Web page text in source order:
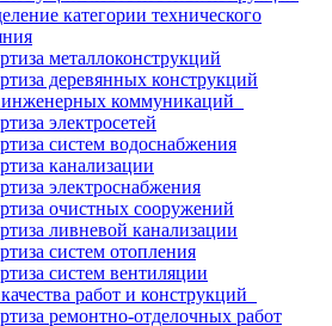
категории технического
металлоконструкций
деревянных конструкций
инженерных коммуникаций
электросетей
систем водоснабжения
канализации
электроснабжения
очистных сооружений
ливневой канализации
систем отопления
систем вентиляции
работ и конструкций
ремонтно-отделочных работ